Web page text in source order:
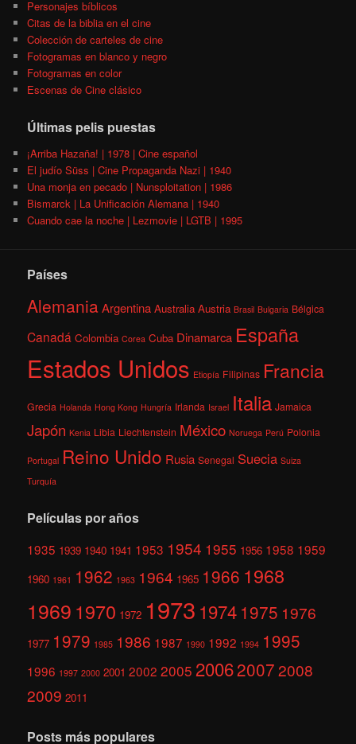
Personajes bíblicos
Citas de la biblia en el cine
Colección de carteles de cine
Fotogramas en blanco y negro
Fotogramas en color
Escenas de Cine clásico
Últimas pelis puestas
¡Arriba Hazaña! | 1978 | Cine español
El judío Süss | Cine Propaganda Nazi | 1940
Una monja en pecado | Nunsploitation | 1986
Bismarck | La Unificación Alemana | 1940
Cuando cae la noche | Lezmovie | LGTB | 1995
Países
AlemaniaArgentina Australia Austria Brasil Bulgaria Bélgica
Canadá Colombia Corea Cuba Dinamarca España
Estados Unidos Etiopía Filipinas Francia
Grecia Holanda Hong Kong Hungría Irlanda Israel Italia Jamaica
Japón Kenia Libia Liechtenstein México Noruega Perú Polonia
Portugal Reino Unido Rusia Senegal Suecia Suiza
Turquía
Películas por años
1935 1939 1940 1941 1953 1954 1955 1956 1958 1959
1960 1961 1962 1963 1964 1965 1966 1968
1969 1970 1972 1973 1974 1975 1976
1977 1979 1985 1986 1987 1990 1992 1994 1995
1996 1997 2000 2001 2002 2005 200620072008
2009 2011
Posts más populares